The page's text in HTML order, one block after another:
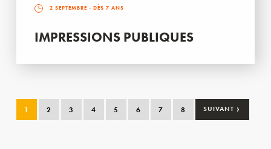
2 SEPTEMBRE - DÈS 7 ANS
IMPRESSIONS PUBLIQUES
1 2 3 4 5 6 7 8 SUIVANT ›